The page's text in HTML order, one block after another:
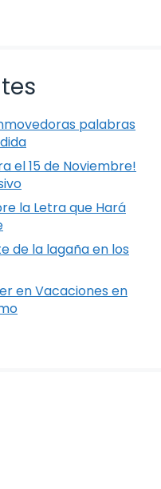
palabras
el 15 de Noviembre!
la Letra que Hará
de la lagaña en los
en Vacaciones en